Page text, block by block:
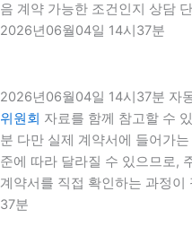
음 계약 가능한 조건인지 상담
2026년06월04일 14시37분
2026년06월04일 14시37분 자
위원회 자료를 함께 참고할 수
분 다만 실제 계약서에 들어가
준에 따라 달라질 수 있으므로,
계약서를 직접 확인하는 과정
37분